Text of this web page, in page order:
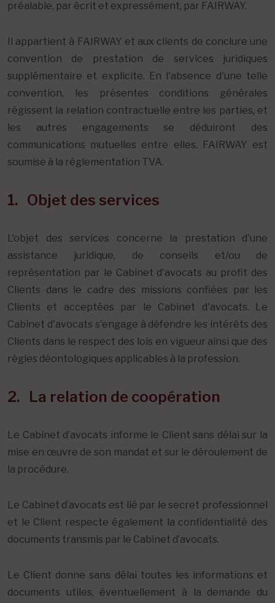
préalable, par écrit et expressément, par FAIRWAY.
Il appartient à FAIRWAY et aux clients de conclure une
convention de prestation de services juridiques
supplémentaire et explicite. En l'absence d'une telle
convention, les présentes conditions générales
régissent la relation contractuelle entre les parties, et
les autres engagements se déduiront des
communications mutuelles entre elles. FAIRWAY est
soumise à la réglementation TVA.
1. Objet des services
L'objet des services concerne la prestation d'une
assistance juridique, de conseils et/ou de
représentation par le Cabinet d'avocats au profit des
Clients dans le cadre des missions confiées par les
Clients et acceptées par le Cabinet d'avocats. Le
Cabinet d'avocats s'engage à défendre les intérêts des
Clients dans le respect des lois en vigueur ainsi que des
règles déontologiques applicables à la profession.
2. La relation de coopération
Le Cabinet d’avocats informe le Client sans délai sur la
mise en œuvre de son mandat et sur le déroulement de
la procédure.
Le Cabinet d’avocats est lié par le secret professionnel
et le Client respecte également la confidentialité des
documents transmis par le Cabinet d’avocats.
Le Client donne sans délai toutes les informations et
documents utiles, éventuellement à la demande du